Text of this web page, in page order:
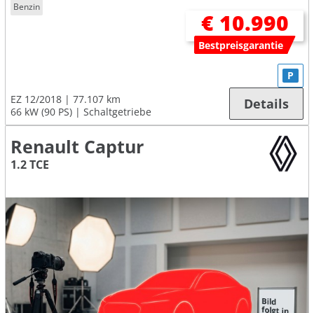
Benzin
€ 10.990
Bestpreisgarantie
EZ 12/2018
77.107 km
66 kW (90 PS)
Schaltgetriebe
P
Details
Renault Captur
1.2 TCE